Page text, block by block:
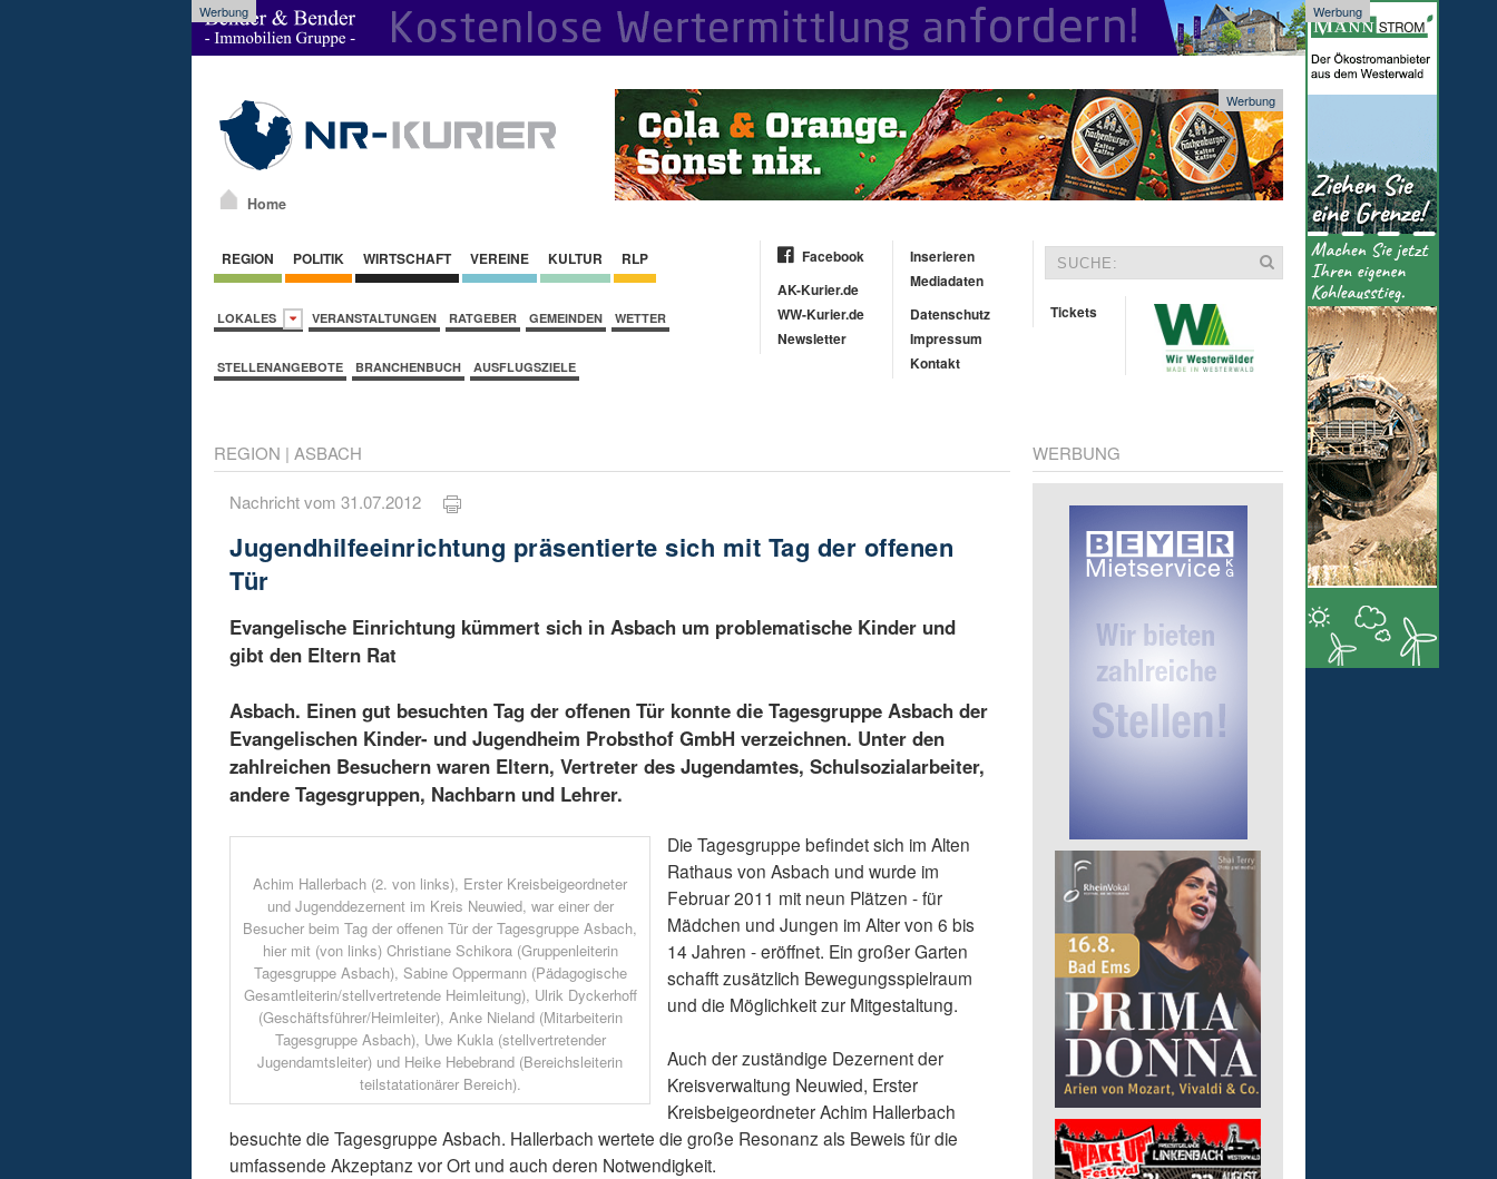
Werbung Werbung
Home
Werbung
REGION POLITIK WIRTSCHAFT VEREINE KULTUR RLP
LOKALES VERANSTALTUNGEN RATGEBER GEMEINDEN WETTER
STELLENANGEBOTE BRANCHENBUCH AUSFLUGSZIELE
Facebook
AK-Kurier.de
WW-Kurier.de
Newsletter
Inserieren
Mediadaten
Datenschutz
Impressum
Kontakt
Tickets
REGION | ASBACH
Nachricht vom 31.07.2012
Jugendhilfeeinrichtung präsentierte sich mit Tag der offenen
Tür
Evangelische Einrichtung kümmert sich in Asbach um problematische Kinder und
gibt den Eltern Rat
Asbach. Einen gut besuchten Tag der offenen Tür konnte die Tagesgruppe Asbach der
Evangelischen Kinder- und Jugendheim Probsthof GmbH verzeichnen. Unter den
zahlreichen Besuchern waren Eltern, Vertreter des Jugendamtes, Schulsozialarbeiter,
andere Tagesgruppen, Nachbarn und Lehrer.
Achim Hallerbach (2. von links), Erster Kreisbeigeordneter
und Jugenddezernent im Kreis Neuwied, war einer der
Besucher beim Tag der offenen Tür der Tagesgruppe Asbach,
hier mit (von links) Christiane Schikora (Gruppenleiterin
Tagesgruppe Asbach), Sabine Oppermann (Pädagogische
Gesamtleiterin/stellvertretende Heimleitung), Ulrik Dyckerhoff
(Geschäftsführer/Heimleiter), Anke Nieland (Mitarbeiterin
Tagesgruppe Asbach), Uwe Kukla (stellvertretender
Jugendamtsleiter) und Heike Hebebrand (Bereichsleiterin
teilstatationärer Bereich).
Die Tagesgruppe befindet sich im Alten
Rathaus von Asbach und wurde im
Februar 2011 mit neun Plätzen - für
Mädchen und Jungen im Alter von 6 bis
14 Jahren - eröffnet. Ein großer Garten
schafft zusätzlich Bewegungsspielraum
und die Möglichkeit zur Mitgestaltung.
Auch der zuständige Dezernent der
Kreisverwaltung Neuwied, Erster
Kreisbeigeordneter Achim Hallerbach
besuchte die Tagesgruppe Asbach. Hallerbach wertete die große Resonanz als Beweis für die
umfassende Akzeptanz vor Ort und auch deren Notwendigkeit.
WERBUNG